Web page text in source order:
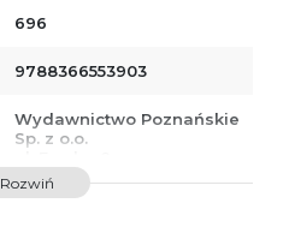
696
9788366553903
Wydawnictwo Poznańskie
Sp. z o.o.
61-701 Poznań
Polska
Rozwiń